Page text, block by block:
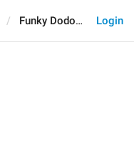
Login
Funky Dodo